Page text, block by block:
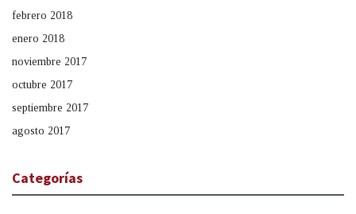
febrero 2018
enero 2018
noviembre 2017
octubre 2017
septiembre 2017
agosto 2017
Categorías